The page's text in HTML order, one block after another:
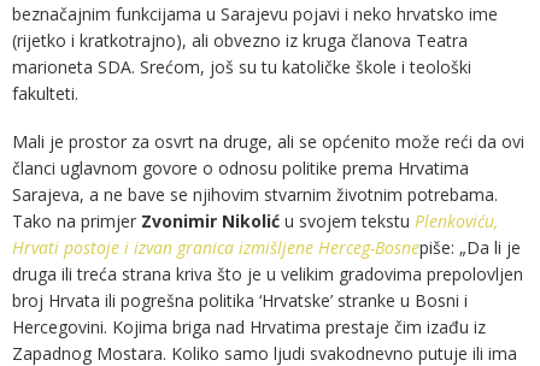
beznačajnim funkcijama u Sarajevu pojavi i neko hrvatsko ime
(rijetko i kratkotrajno), ali obvezno iz kruga članova Teatra
marioneta SDA. Srećom, još su tu katoličke škole i teološki
fakulteti.
Mali je prostor za osvrt na druge, ali se općenito može reći da ovi
članci uglavnom govore o odnosu politike prema Hrvatima
Sarajeva, a ne bave se njihovim stvarnim životnim potrebama.
Tako na primjer Zvonimir Nikolić u svojem tekstu Plenkoviću,
Hrvati postoje i izvan granica izmišljene Herceg-Bosnepiše: „Da li je
druga ili treća strana kriva što je u velikim gradovima prepolovljen
broj Hrvata ili pogrešna politika ‘Hrvatske’ stranke u Bosni i
Hercegovini. Kojima briga nad Hrvatima prestaje čim izađu iz
Zapadnog Mostara. Koliko samo ljudi svakodnevno putuje ili ima